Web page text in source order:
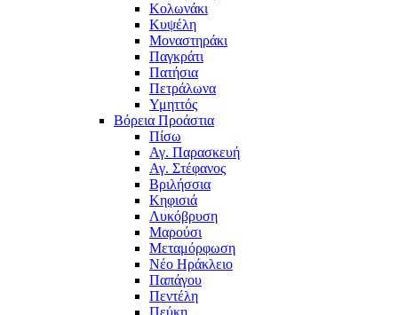
Κολωνάκι
Κυψέλη
Μοναστηράκι
Παγκράτι
Πατήσια
Πετράλωνα
Υμηττός
Βόρεια Προάστια
Πίσω
Αγ. Παρασκευή
Αγ. Στέφανος
Βριλήσσια
Κηφισιά
Λυκόβρυση
Μαρούσι
Μεταμόρφωση
Νέο Ηράκλειο
Παπάγου
Πεντέλη
Πεύκη